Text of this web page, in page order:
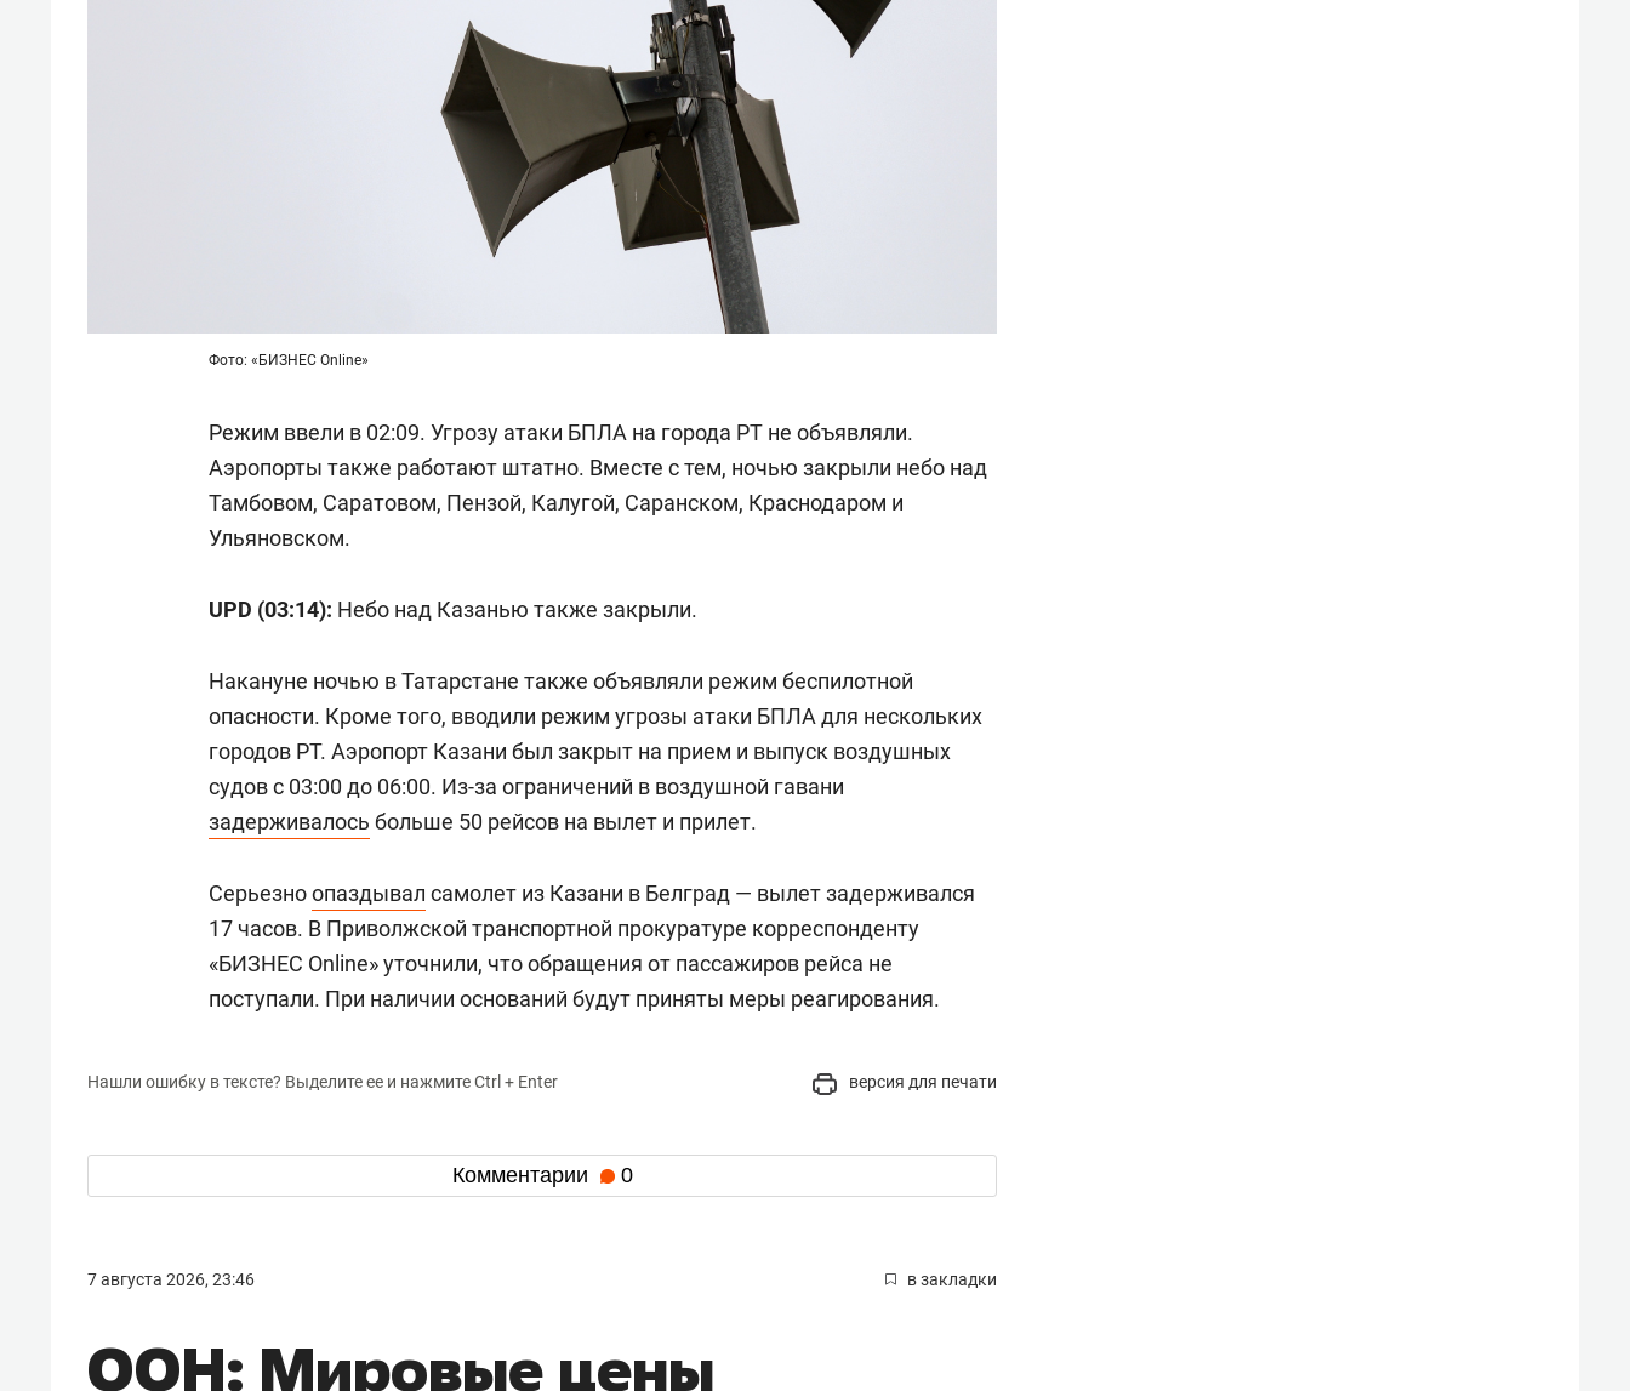
Фото: «БИЗНЕС Online»
Режим ввели в 02:09. Угрозу атаки БПЛА на города РТ не объявляли.
Аэропорты также работают штатно. Вместе с тем, ночью закрыли небо над
Тамбовом, Саратовом, Пензой, Калугой, Саранском, Краснодаром и
Ульяновском.
UPD (03:14): Небо над Казанью также закрыли.
Накануне ночью в Татарстане также объявляли режим беспилотной
опасности. Кроме того, вводили режим угрозы атаки БПЛА для нескольких
городов РТ. Аэропорт Казани был закрыт на прием и выпуск воздушных
судов с 03:00 до 06:00. Из-за ограничений в воздушной гавани
задерживалось больше 50 рейсов на вылет и прилет.
Серьезноопаздывал самолет из Казани в Белград — вылет задерживался
17 часов. В Приволжской транспортной прокуратуре корреспонденту
«БИЗНЕС Online» уточнили, что обращения от пассажиров рейса не
поступали. При наличии оснований будут приняты меры реагирования.
Нашли ошибку в тексте? Выделите ее и нажмите Ctrl + Enter версия для печати
Комментарии 0
7 августа 2026, 23:46 в закладки
ООН: Мировые цены